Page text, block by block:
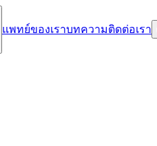
แพทย์ของเราบทความติดต่อเรา